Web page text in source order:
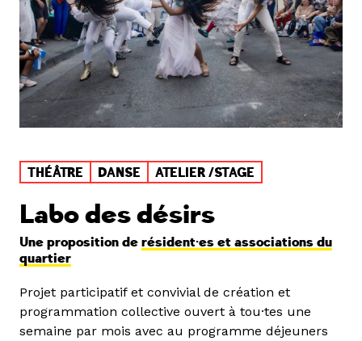
THÉÂTRE DANSE ATELIER /STAGE
Labo des désirs
Une proposition de résident·es et associations du
quartier
Projet participatif et convivial de création et
programmation collective ouvert à tou·tes une
semaine par mois avec au programme déjeuners